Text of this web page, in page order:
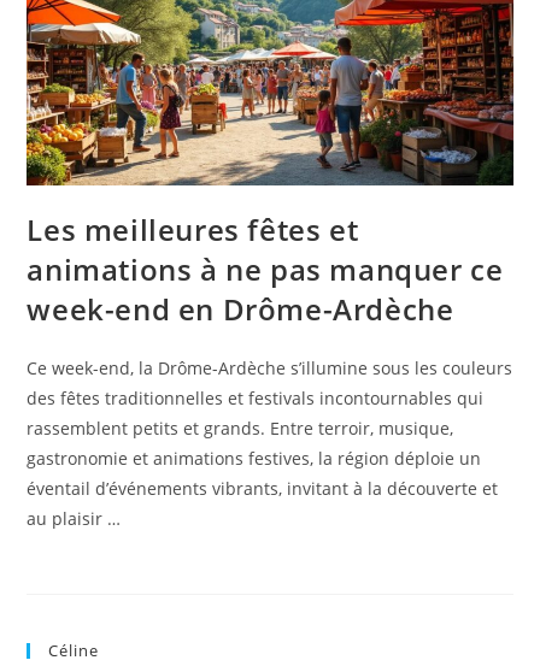
Les meilleures fêtes et
animations à ne pas manquer ce
week-end en Drôme-Ardèche
Ce week-end, la Drôme-Ardèche s’illumine sous les couleurs
des fêtes traditionnelles et festivals incontournables qui
rassemblent petits et grands. Entre terroir, musique,
gastronomie et animations festives, la région déploie un
éventail d’événements vibrants, invitant à la découverte et
au plaisir …
Céline